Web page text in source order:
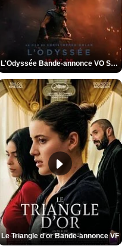
L'Odyssée Bande-annonce VO STFR
Le Triangle d'or Bande-annonce VF